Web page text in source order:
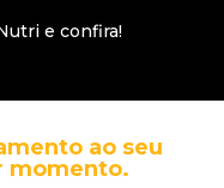
e confira!
ao seu
momento.